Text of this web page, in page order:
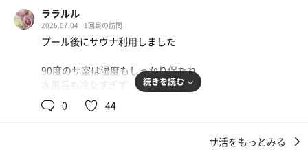
ララルル
2026.07.04 1回目の訪問
プール後にサウナ利用しました
90度のサ室は湿度もしっかり保たれ
水風呂も冷たすぎず
ずっと入ってられる😊
続きを読む
0 44
サ活をもっとみる